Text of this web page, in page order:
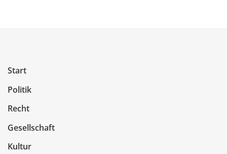
Start
Politik
Recht
Gesellschaft
Kultur